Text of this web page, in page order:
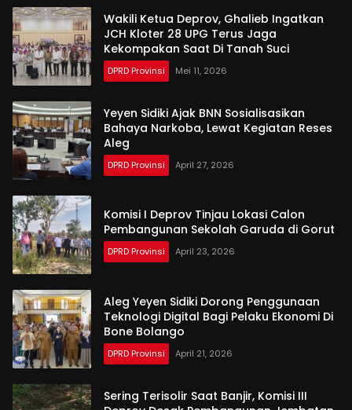
Wakili Ketua Deprov, Ghalieb Ingatkan
JCH Kloter 28 UPG Terus Jaga
Kekompakan Saat Di Tanah Suci
DPRD Provinsi Mei 11, 2026
Yeyen Sidiki Ajak BNN Sosialisasikan
Bahaya Narkoba, Lewat Kegiatan Reses
Aleg
DPRD Provinsi April 27, 2026
Komisi I Deprov Tinjau Lokasi Calon
Pembangunan Sekolah Garuda di Gorut
DPRD Provinsi April 23, 2026
Aleg Yeyen Sidiki Dorong Penggunaan
Teknologi Digital Bagi Pelaku Ekonomi Di
Bone Bolango
DPRD Provinsi April 21, 2026
Sering Terisolir Saat Banjir, Komisi III